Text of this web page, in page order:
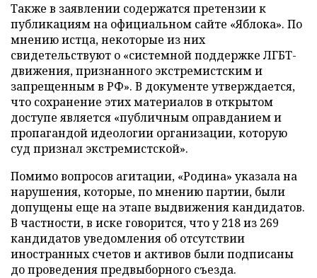
Также в заявлении содержатся претензии к
публикациям на официальном сайте «Яблока». По
мнению истца, некоторые из них
свидетельствуют о «системной поддержке ЛГБТ-
движения, признанного экстремистским и
запрещенным в РФ». В документе утверждается,
что сохранение этих материалов в открытом
доступе является «публичным оправданием и
пропагандой идеологии организации, которую
суд признал экстремистской».
Помимо вопросов агитации, «Родина» указала на
нарушения, которые, по мнению партии, были
допущены еще на этапе выдвижения кандидатов.
В частности, в иске говорится, что у 218 из 269
кандидатов уведомления об отсутствии
иностранных счетов и активов были подписаны
до проведения предвыборного съезда.